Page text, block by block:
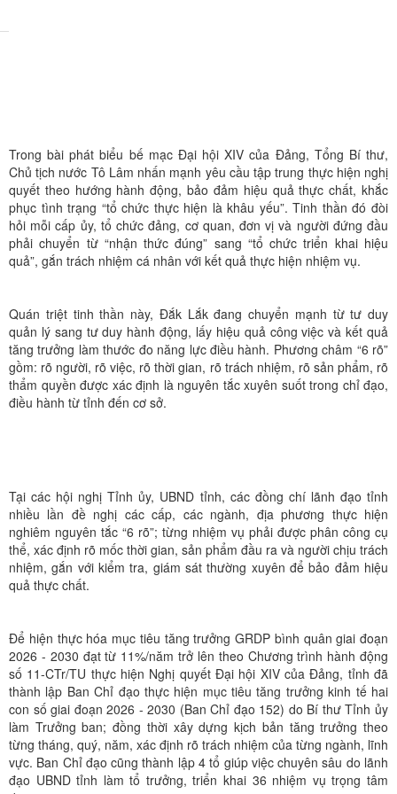
Trong bài phát biểu bế mạc Đại hội XIV của Đảng, Tổng Bí thư,
Chủ tịch nước Tô Lâm nhấn mạnh yêu cầu tập trung thực hiện nghị
quyết theo hướng hành động, bảo đảm hiệu quả thực chất, khắc
phục tình trạng “tổ chức thực hiện là khâu yếu”. Tinh thần đó đòi
hỏi mỗi cấp ủy, tổ chức đảng, cơ quan, đơn vị và người đứng đầu
phải chuyển từ “nhận thức đúng” sang “tổ chức triển khai hiệu
quả”, gắn trách nhiệm cá nhân với kết quả thực hiện nhiệm vụ.
Quán triệt tinh thần này, Đắk Lắk đang chuyển mạnh từ tư duy
quản lý sang tư duy hành động, lấy hiệu quả công việc và kết quả
tăng trưởng làm thước đo năng lực điều hành. Phương châm “6 rõ”
gồm: rõ người, rõ việc, rõ thời gian, rõ trách nhiệm, rõ sản phẩm, rõ
thẩm quyền được xác định là nguyên tắc xuyên suốt trong chỉ đạo,
điều hành từ tỉnh đến cơ sở.
Tại các hội nghị Tỉnh ủy, UBND tỉnh, các đồng chí lãnh đạo tỉnh
nhiều lần đề nghị các cấp, các ngành, địa phương thực hiện
nghiêm nguyên tắc “6 rõ”; từng nhiệm vụ phải được phân công cụ
thể, xác định rõ mốc thời gian, sản phẩm đầu ra và người chịu trách
nhiệm, gắn với kiểm tra, giám sát thường xuyên để bảo đảm hiệu
quả thực chất.
Để hiện thực hóa mục tiêu tăng trưởng GRDP bình quân giai đoạn
2026 - 2030 đạt từ 11%/năm trở lên theo Chương trình hành động
số 11-CTr/TU thực hiện Nghị quyết Đại hội XIV của Đảng, tỉnh đã
thành lập Ban Chỉ đạo thực hiện mục tiêu tăng trưởng kinh tế hai
con số giai đoạn 2026 - 2030 (Ban Chỉ đạo 152) do Bí thư Tỉnh ủy
làm Trưởng ban; đồng thời xây dựng kịch bản tăng trưởng theo
từng tháng, quý, năm, xác định rõ trách nhiệm của từng ngành, lĩnh
vực. Ban Chỉ đạo cũng thành lập 4 tổ giúp việc chuyên sâu do lãnh
đạo UBND tỉnh làm tổ trưởng, triển khai 36 nhiệm vụ trọng tâm